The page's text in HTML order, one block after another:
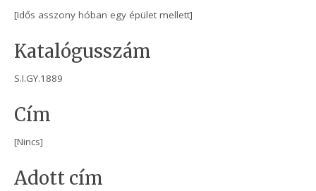
[Idős asszony hóban egy épület mellett]
Katalógusszám
S.I.GY.1889
Cím
[Nincs]
Adott cím